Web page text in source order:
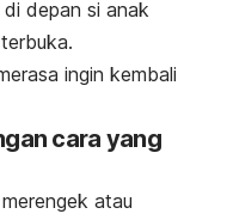
depan si anak
ingin kembali
cara yang
atau